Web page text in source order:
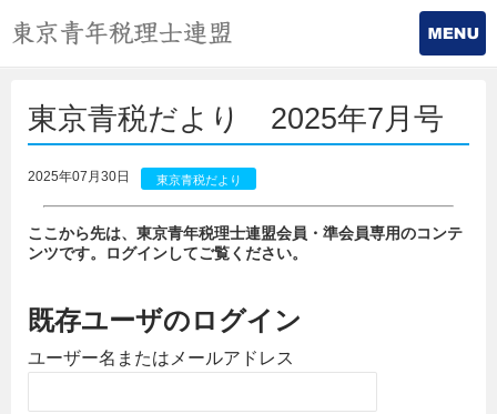
東京青税だより 2025年7月号
2025年07月30日 東京青税だより
ここから先は、東京青年税理士連盟会員・準会員専用のコンテ
ンツです。ログインしてご覧ください。
既存ユーザのログイン
ユーザー名またはメールアドレス